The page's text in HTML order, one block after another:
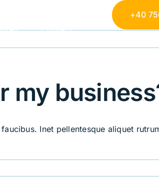
Contact
+40
my
Inet pellentesque aliquet